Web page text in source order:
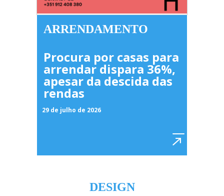
ARRENDAMENTO
Procura por casas para
arrendar dispara 36%,
apesar da descida das
rendas
29 de julho de 2026
DESIGN